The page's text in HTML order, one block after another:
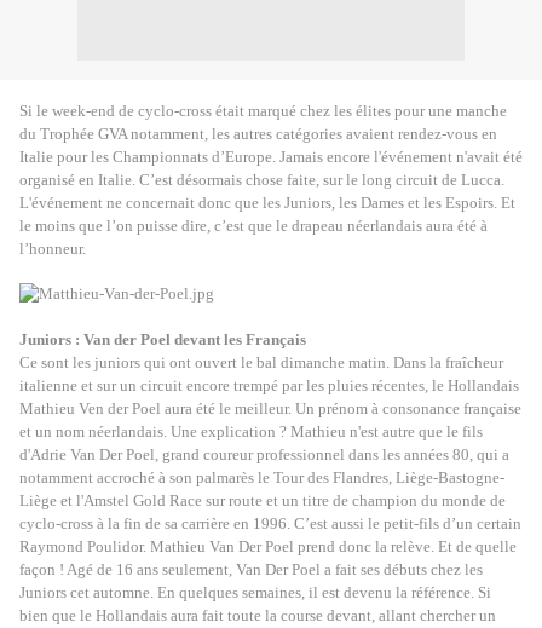
Si le week-end de cyclo-cross était marqué chez les élites pour une manche
du Trophée GVA notamment, les autres catégories avaient rendez-vous en
Italie pour les Championnats d’Europe. Jamais encore l'événement n'avait été
organisé en Italie. C’est désormais chose faite, sur le long circuit de Lucca.
L'événement ne concernait donc que les Juniors, les Dames et les Espoirs. Et
le moins que l’on puisse dire, c’est que le drapeau néerlandais aura été à
l’honneur.
Juniors : Van der Poel devant les Français
Ce sont les juniors qui ont ouvert le bal dimanche matin. Dans la fraîcheur
italienne et sur un circuit encore trempé par les pluies récentes, le Hollandais
Mathieu Ven der Poel aura été le meilleur. Un prénom à consonance française
et un nom néerlandais. Une explication ? Mathieu n'est autre que le fils
d'Adrie Van Der Poel, grand coureur professionnel dans les années 80, qui a
notamment accroché à son palmarès le Tour des Flandres, Liège-Bastogne-
Liège et l'Amstel Gold Race sur route et un titre de champion du monde de
cyclo-cross à la fin de sa carrière en 1996. C’est aussi le petit-fils d’un certain
Raymond Poulidor. Mathieu Van Der Poel prend donc la relève. Et de quelle
façon ! Agé de 16 ans seulement, Van Der Poel a fait ses débuts chez les
Juniors cet automne. En quelques semaines, il est devenu la référence. Si
bien que le Hollandais aura fait toute la course devant, allant chercher un